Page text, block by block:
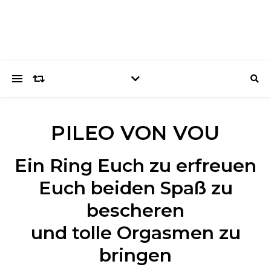
PILEO VON VOU
Ein Ring Euch zu erfreuen
Euch beiden Spaß zu
bescheren
und tolle Orgasmen zu
bringen